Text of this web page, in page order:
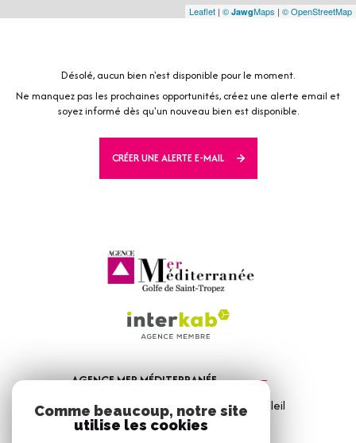
Leaflet | © JawgMaps | © OpenStreetMap
Désolé, aucun bien n'est disponible pour le moment.
Ne manquez pas les prochaines opportunités, créez une alerte email et
soyez informé dès qu'un nouveau bien est disponible.
CRÉER UNE ALERTE E-MAIL
AGENCE MER MÉDITERRANÉE
1, Avenue de la Mer - Les Vitrines du Soleil
83310Port Grimaud
Comme beaucoup, notre site
utilise les cookies